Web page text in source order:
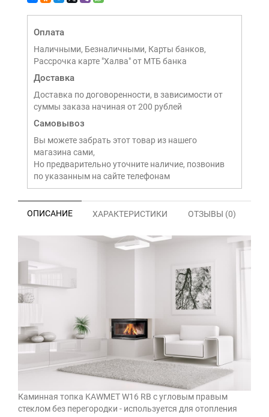
Оплата
Наличными, Безналичными, Карты банков,
Рассрочка карте "Халва" от МТБ банка
Доставка
Доставка по договоренности, в зависимости от
суммы заказа начиная от 200 рублей
Самовывоз
Вы можете забрать этот товар из нашего
магазина сами,
Но предварительно уточните наличие, позвонив
по указанным на сайте телефонам
ОПИСАНИЕ ХАРАКТЕРИСТИКИ ОТЗЫВЫ (0)
Каминная топка KAWMET W16 RB с угловым правым
стеклом без перегородки - используется для отопления